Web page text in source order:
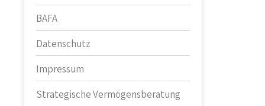
BAFA
Datenschutz
Impressum
Strategische Vermögensberatung